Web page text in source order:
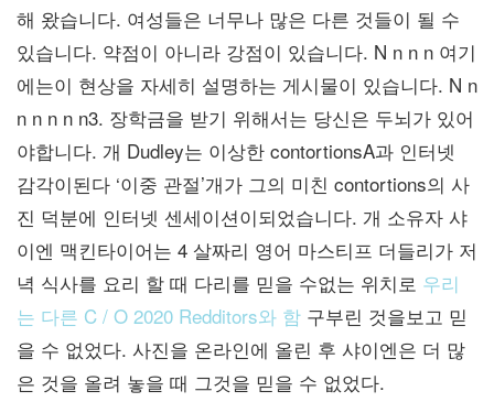
해 왔습니다. 여성들은 너무나 많은 다른 것들이 될 수
있습니다. 약점이 아니라 강점이 있습니다. N n n n 여기
에는이 현상을 자세히 설명하는 게시물이 있습니다. N n
n n n n n3. 장학금을 받기 위해서는 당신은 두뇌가 있어
야합니다. 개 Dudley는 이상한 contortionsA과 인터넷
감각이된다 ‘이중 관절’개가 그의 미친 contortions의 사
진 덕분에 인터넷 센세이션이되었습니다. 개 소유자 샤
이엔 맥킨타이어는 4 살짜리 영어 마스티프 더들리가 저
녁 식사를 요리 할 때 다리를 믿을 수없는 위치로 우리
는 다른 C / O 2020 Redditors와 함 구부린 것을보고 믿
을 수 없었다. 사진을 온라인에 올린 후 샤이엔은 더 많
은 것을 올려 놓을 때 그것을 믿을 수 없었다.